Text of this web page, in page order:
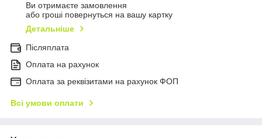
Ви отримаєте замовлення
або гроші повернуться на вашу картку
Детальніше
Післяплата
Оплата на рахунок
Оплата за реквізитами на рахунок ФОП
Всі умови оплати